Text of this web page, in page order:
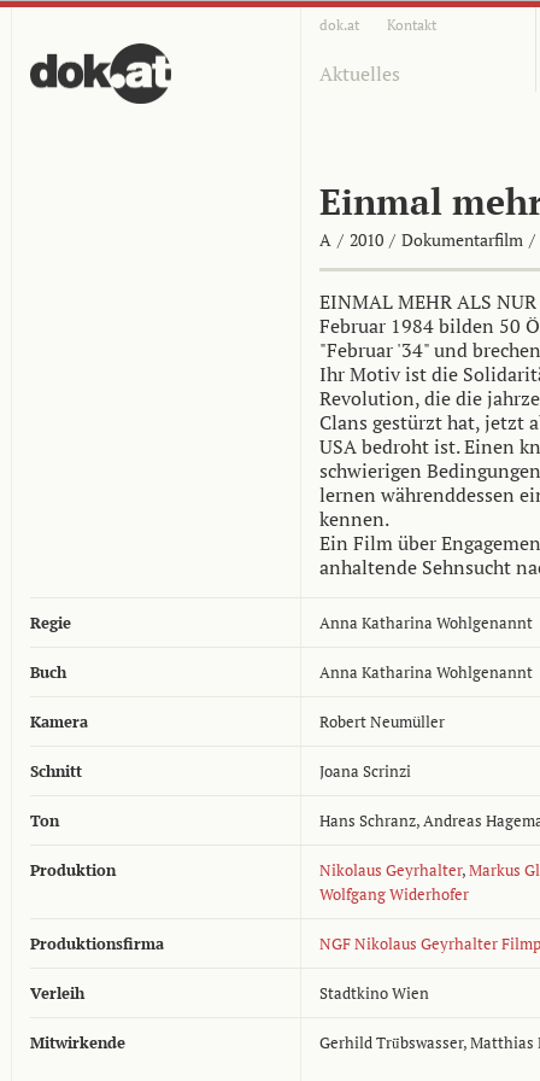
dok.at Kontakt
Aktuelles
Einmal
A / 2010 / Dokumentarfilm /
EINMAL MEHR ALS
Februar 1984 bilden 50
"Februar '34" und
Ihr Motiv ist die
Revolution, die die
Clans gestürzt hat, jetzt
USA bedroht ist. Einen
schwierigen
lernen währenddessen
kennen.
Ein Film über
anhaltende Sehnsucht
Regie Anna Katharina Wohlgenannt
Buch Anna Katharina Wohlgenannt
Kamera Robert Neumüller
Schnitt Joana Scrinzi
Ton Hans Schranz,Andreas
Produktion Nikolaus Geyrhalter,Markus
Wolfgang Widerhofer
Produktionsfirma NGF Nikolaus Geyrhalter
Verleih Stadtkino Wien
Mitwirkende Gerhild Trü̈bswasser,